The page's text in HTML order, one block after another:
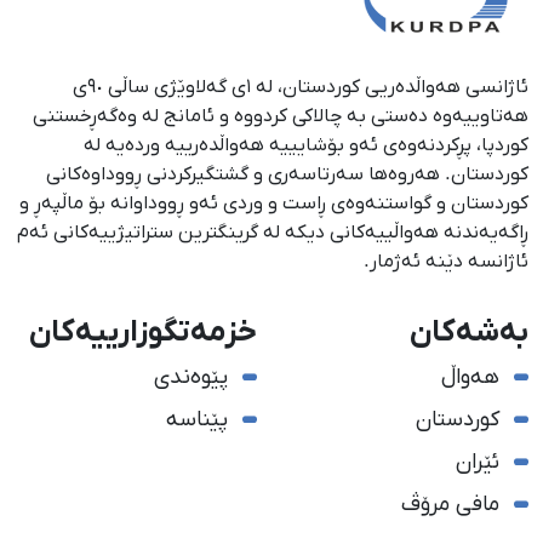
ئاژانسی هەواڵدەریی کوردستان، لە ١ی گەلاوێژی ساڵی ٩٠ی
هەتاوییەوە دەستی بە چالاکی کردووە و ئامانج لە وەگەڕخستنی
كوردپا، پڕكردنەوەی ئەو بۆشایییە هەواڵدەرییە وردەیە لە
كوردستان. هەروەها سەرتاسەری و گشتگیركردنی ڕووداوەكانی
كوردستان و گواستنەوەی ڕاست و وردی ئەو ڕووداوانە بۆ ماڵپەڕ و
ڕاگەیەندنە هەواڵییەكانی دیكە لە گرینگترین ستراتیژییەكانی ئەم
ئاژانسە دێنە ئەژمار.
بەشەکان
هەواڵ
کوردستان
ئێران
مافی مرۆڤ
خزمەتگوزارییەکان
پێوەندی
پێناسە